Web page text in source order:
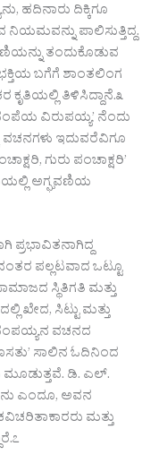
ಹದಿನಾರು ದಿಕ್ಕಿಗೂ
ನಿಯಮವನ್ನು ಪಾಲಿಸುತ್ತಿದ್ದ.
ತಂದುಕೊಡುವ
ಬಗೆಗೆ ಶಾಂತಲಿಂಗ
ಕೃತಿಯಲ್ಲಿ ತಿಳಿಸಿದ್ದಾನೆ.೩
ವಿರುಪಯ್ಯ’ ನೆಂದು
ವಚನಗಳು ಇದುವರೆವಿಗೂ
ಗುರು ಪಂಚಾಕ್ಷರಿ’
ಅಗ್ಘವಣಿಯ
ಪಲ್ಲಟವಾದ ಒಟ್ಟೂ
ಸ್ಥಿತಿಗತಿ ಮತ್ತು
ಖೇದ, ಸಿಟ್ಟು ಮತ್ತು
ವಚನದ
ಸಾಲಿನ ಓದಿನಿಂದ
ಡಿ. ಎಲ್.
ಎಂದೂ, ಅವನ
ಮತ್ತು